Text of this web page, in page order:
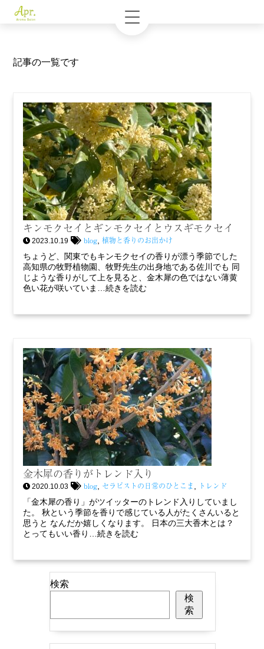
記事の一覧です
キンモクセイとギンモクセイとウスギモクセイ
2023.10.19 blog ,植物と香りのお出かけ
ちょうど、関東でもキンモクセイの香りが漂う季節でした
高知県の牧野植物園、牧野先生の出身地である佐川でも 同
じような香りがして上を見ると、金木犀の色ではない薄黄
色い花が咲いていま…続きを読む
金木犀の香りがトレンド入り
2020.10.03 blog セラピストの日常のひとこま トレンド
「金木犀の香り」がツイッターのトレンド入りしていまし
た。 秋という季節を香りで感じている人がたくさんいると
思うと なんだか嬉しくなります。 日本の三大香木とは？
とってもいい香り…続きを読む
検索
検
索